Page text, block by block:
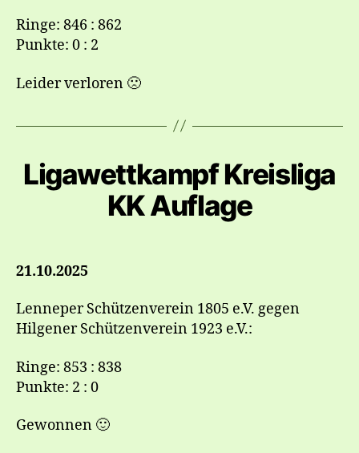
Ringe: 846 : 862
Punkte: 0 : 2
Leider verloren 🙁
Ligawettkampf Kreisliga
KK Auflage
21.10.2025
Lenneper Schützenverein 1805 e.V. gegen
Hilgener Schützenverein 1923 e.V.:
Ringe: 853 : 838
Punkte: 2 : 0
Gewonnen 🙂